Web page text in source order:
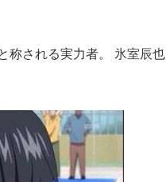
称される実力者。 氷室辰也